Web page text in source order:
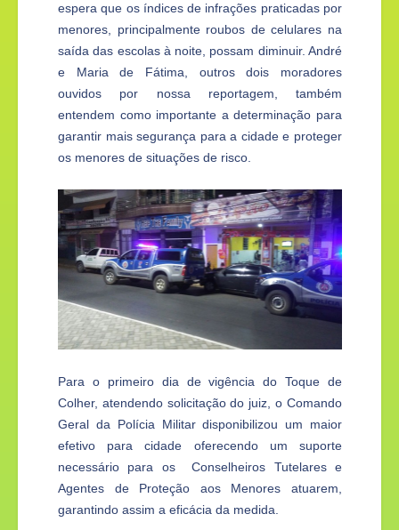
espera que os índices de infrações praticadas por
menores, principalmente roubos de celulares na
saída das escolas à noite, possam diminuir. André
e Maria de Fátima, outros dois moradores
ouvidos por nossa reportagem, também
entendem como importante a determinação para
garantir mais segurança para a cidade e proteger
os menores de situações de risco.
Para o primeiro dia de vigência do Toque de
Colher, atendendo solicitação do juiz, o Comando
Geral da Polícia Militar disponibilizou um maior
efetivo para cidade oferecendo um suporte
necessário para os Conselheiros Tutelares e
Agentes de Proteção aos Menores atuarem,
garantindo assim a eficácia da medida.